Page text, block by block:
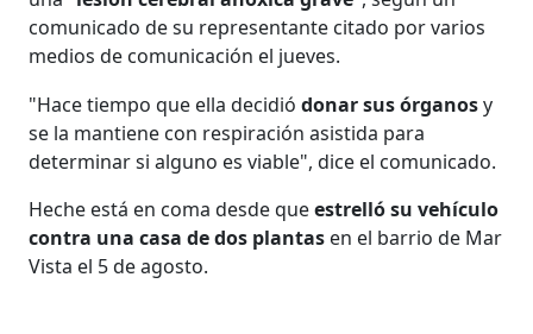
comunicado de su representante citado por varios
medios de comunicación el jueves.
"Hace tiempo que ella decidiódonar sus órganosy
se la mantiene con respiración asistida para
determinar si alguno es viable", dice el comunicado.
Heche está en coma desde queestrelló su vehículo
contra una casa de dos plantas en el barrio de Mar
Vista el 5 de agosto.